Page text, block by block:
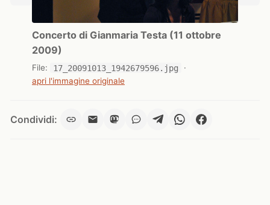
Concerto di Gianmaria Testa (11 ottobre
2009)
File: 17_20091013_1942679596.jpg
·
apri l'immagine originale
Condividi: